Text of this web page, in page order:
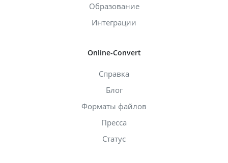
Образование
Интеграции
Online-Convert
Справка
Блог
Форматы файлов
Пресса
Статус